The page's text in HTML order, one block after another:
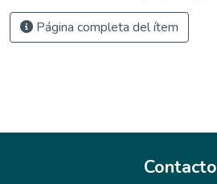
Página completa del ítem
Contacto